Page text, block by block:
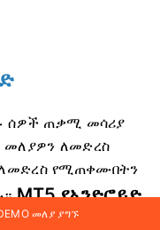
ሰዎች ጠቃሚ መሳሪያ
ለመድረስ
የሚጠቀሙበትን
MT5 የአንድሮይድ
መለያ ያግኙ